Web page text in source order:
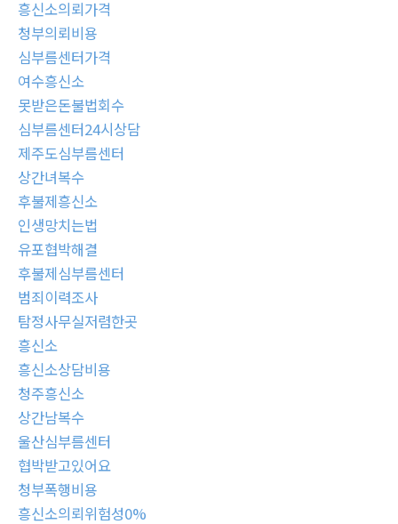
흥신소의뢰가격
청부의뢰비용
심부름센터가격
여수흥신소
못받은돈불법회수
심부름센터24시상담
제주도심부름센터
상간녀복수
후불제흥신소
인생망치는법
유포협박해결
후불제심부름센터
범죄이력조사
탐정사무실저렴한곳
흥신소
흥신소상담비용
청주흥신소
상간남복수
울산심부름센터
협박받고있어요
청부폭행비용
흥신소의뢰위험성0%